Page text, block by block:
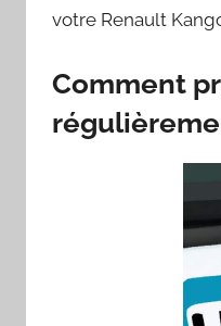
votre Renault
Comment